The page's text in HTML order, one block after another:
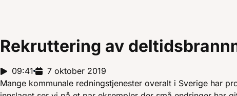
Rekruttering av
Reportasjelengde:
09:41 Utgivelsesdato:
7 oktober 2019
Mange kommunale redningstjenester overalt i Sverige har